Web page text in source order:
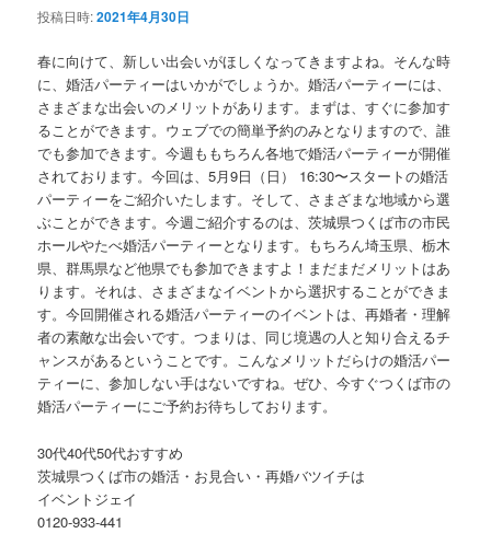
テ
ン
ツ
へ
移
動
ン
ツ
へ
移
動
投稿日時:2021年4月30日
春に向けて、新しい出会いがほしくなってきますよね。そんな時
に、婚活パーティーはいかがでしょうか。婚活パーティーには、
さまざまな出会いのメリットがあります。まずは、すぐに参加す
ることができます。ウェブでの簡単予約のみとなりますので、誰
でも参加できます。今週ももちろん各地で婚活パーティーが開催
されております。今回は、5月9日（日） 16:30〜スタートの婚活
パーティーをご紹介いたします。そして、さまざまな地域から選
ぶことができます。今週ご紹介するのは、茨城県つくば市の市民
ホールやたべ婚活パーティーとなります。もちろん埼玉県、栃木
県、群馬県など他県でも参加できますよ！まだまだメリットはあ
ります。それは、さまざまなイベントから選択することができま
す。今回開催される婚活パーティーのイベントは、再婚者・理解
者の素敵な出会いです。つまりは、同じ境遇の人と知り合えるチ
ャンスがあるということです。こんなメリットだらけの婚活パー
ティーに、参加しない手はないですね。ぜひ、今すぐつくば市の
婚活パーティーにご予約お待ちしております。
30代40代50代おすすめ
茨城県つくば市の婚活・お見合い・再婚バツイチは
イベントジェイ
0120-933-441